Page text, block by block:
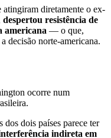
atingiram diretamente o ex-
despertou resistência de
americana — o que,
decisão norte-americana.
ocorre num
dos dois países parece ter
indireta em